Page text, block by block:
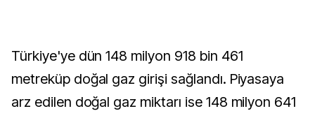
Türkiye'ye dün 148 milyon 918 bin 461
metreküp doğal gaz girişi sağlandı. Piyasaya
arz edilen doğal gaz miktarı ise 148 milyon 641